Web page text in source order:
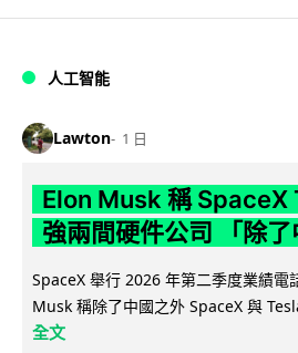
人工智能
Lawton 1 日
Elon Musk 稱 SpaceX
強兩間硬件公司 「除了
SpaceX 舉行 2026 年第二季度業績電
Musk 稱除了中國之外 SpaceX 與
全文